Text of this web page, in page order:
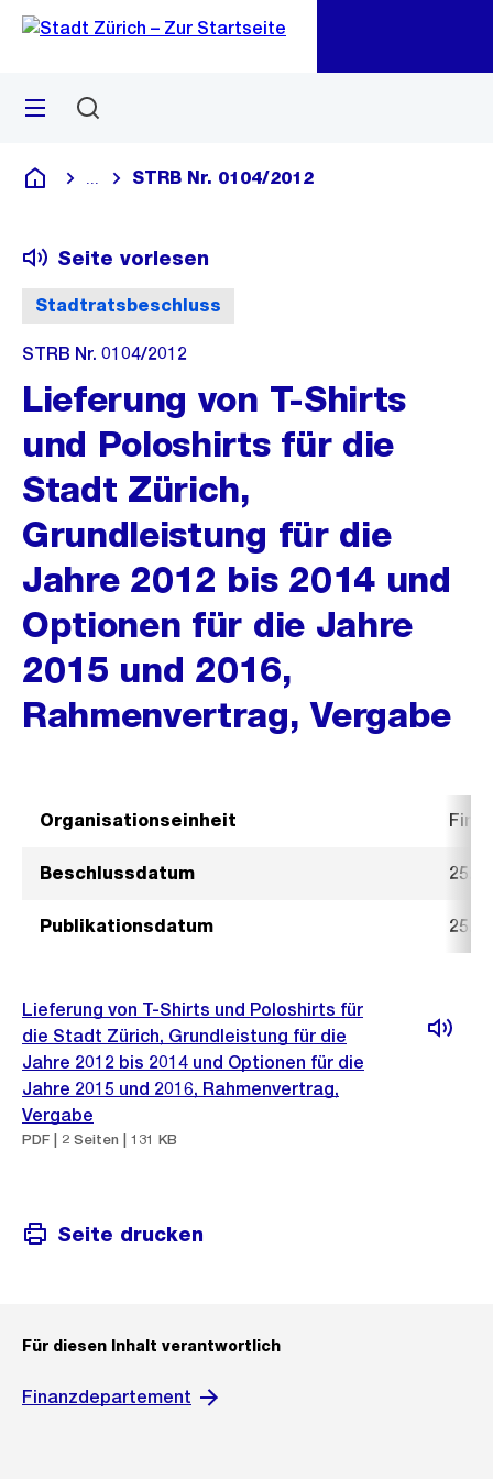
Navigation
Sprunglink
Menü
Deutsch
Blende alle Breadcrumbs ein
STRB Nr. 0104/2012
Stadtratsbeschluss
Seite vorlesen
STRB Nr. 0104/2012
Lieferung von T-Shirts
und Poloshirts für die
Stadt Zürich,
Grundleistung für die
Jahre 2012 bis 2014 und
Optionen für die Jahre
2015 und 2016,
Rahmenvertrag, Vergabe
Organisationseinheit
Beschlussdatum 25.
Publikationsdatum 25.
Lieferung von T-Shirts und Poloshirts für
die Stadt Zürich, Grundleistung für die
Jahre 2012 bis 2014 und Optionen für die
Jahre 2015 und 2016, Rahmenvertrag,
Vergabe
PDF | 2 Seiten | 131 KB
Seite drucken
Für diesen Inhalt verantwortlich
Finanzdepartement